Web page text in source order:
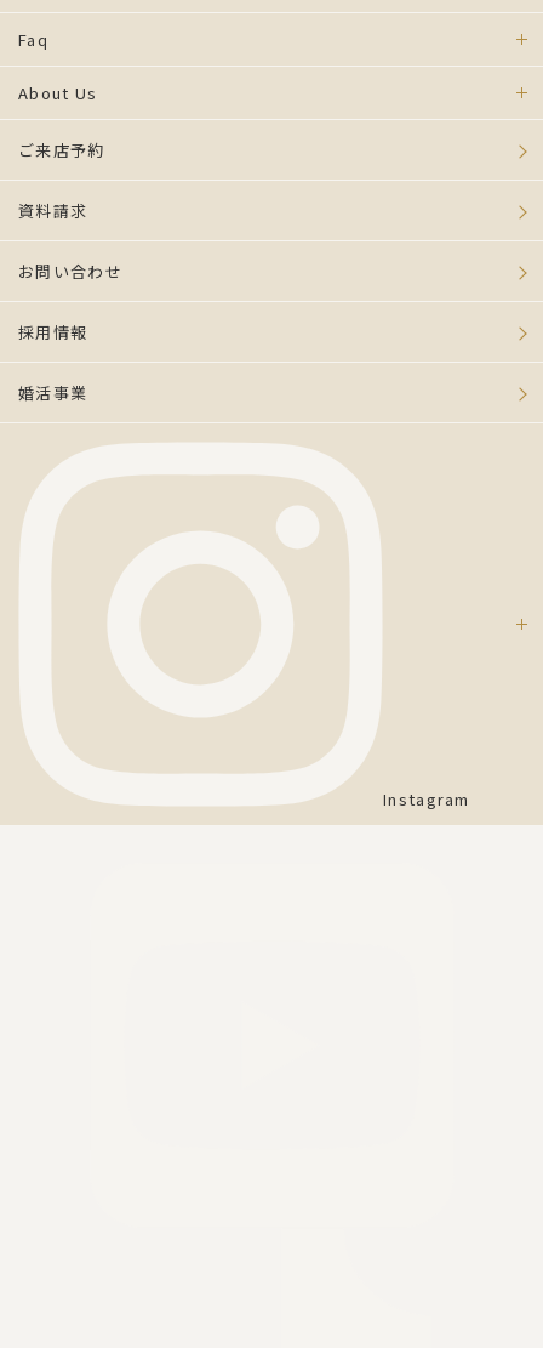
Faq
About Us
ご来店予約
資料請求
お問い合わせ
採用情報
婚活事業
Instagram